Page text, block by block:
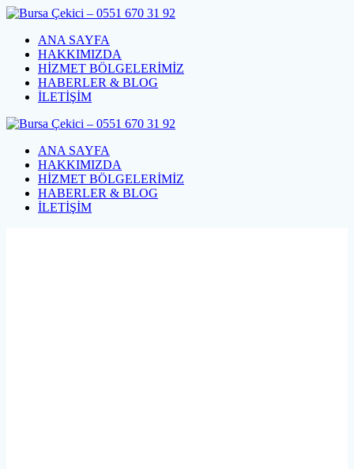
Skip
contentANA SAYFA
HAKKIMIZDA
HİZMET BÖLGELERİMİZ
HABERLER & BLOG
İLETİŞİM
ANA SAYFA
HAKKIMIZDA
HİZMET BÖLGELERİMİZ
HABERLER & BLOG
İLETİŞİM